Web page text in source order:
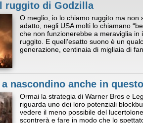
ruggito di Godzilla
O meglio, io lo chiamo ruggito ma non
adatto, negli USA molti lo chiamano
che non funzionerebbe a meraviglia in
ruggito. E quell’esatto suono è un
generazione, centinaia di migliaia di
nascondino anche in
Ormai la strategia di Warner Bros e
riguarda uno dei loro potenziali
vedere il meno possibile del
scontrerà e fare in modo che lo